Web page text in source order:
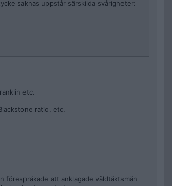
saknas uppstår särskilda svårigheter:
åt det. Men rättssystemet har begränsade
debattörer gör, blir standardreaktionen att
etc.
ratio, etc.
förespråkade att anklagade våldtäktsmän